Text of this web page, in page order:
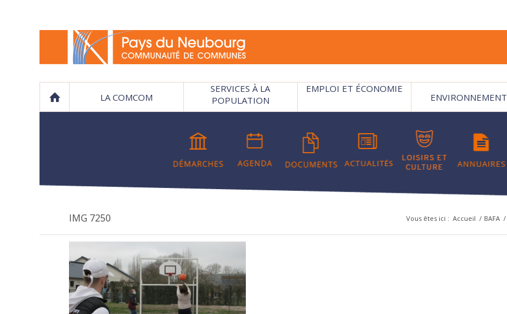
LA COMCOM
SERVICES À LA
POPULATION
EMPLOI ET ÉCONOMIE
ENVIRONNEMENT
IMG 7250 Vous êtes ici : Accueil / BAFA /